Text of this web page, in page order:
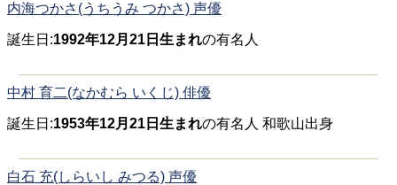
内海つかさ(うちうみ つかさ) 声優
誕生日:1992年12月21日生まれの有名人
中村 育二(なかむら いくじ) 俳優
誕生日:1953年12月21日生まれの有名人 和歌山出身
白石 充(しらいし みつる) 声優